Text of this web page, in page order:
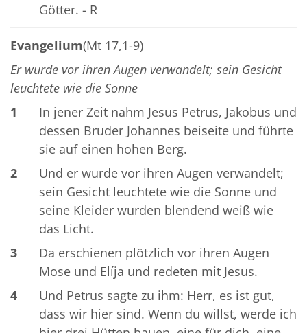
Götter. - R
Evangelium(Mt 17,1-9)
Er wurde vor ihren Augen verwandelt; sein Gesicht
leuchtete wie die Sonne
1
In jener Zeit nahm Jesus Petrus, Jakobus und
dessen Bruder Johannes beiseite und führte
sie auf einen hohen Berg.
2
Und er wurde vor ihren Augen verwandelt;
sein Gesicht leuchtete wie die Sonne und
seine Kleider wurden blendend weiß wie
das Licht.
3
Da erschienen plötzlich vor ihren Augen
Mose und Elíja und redeten mit Jesus.
4
Und Petrus sagte zu ihm: Herr, es ist gut,
dass wir hier sind. Wenn du willst, werde ich